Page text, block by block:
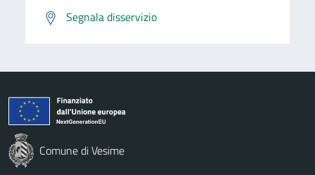
Segnala disservizio
Comune di Vesime